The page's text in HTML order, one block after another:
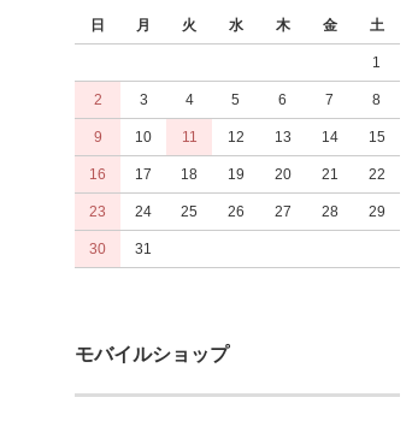
日 月 火 水 木 金 土
1
2 3 4 5 6 7 8
9 10 11 12 13 14 15
16 17 18 19 20 21 22
23 24 25 26 27 28 29
30 31
モバイルショップ